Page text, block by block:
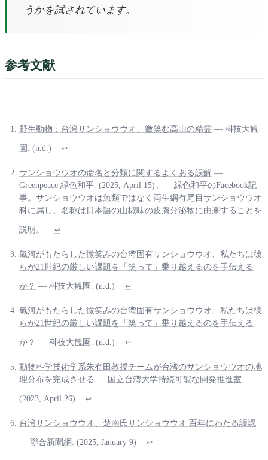
うかを試されています。
参考文献
野生動物：台湾サンショウウオ、微笑む高山の精霊 — 科技大観
園. (n.d.) ↩
サンショウウオの命名と分類に関するよくある誤解 —
Greenpeace 緑色和平. (2025, April 15)。— 緑色和平のFacebook記
事。サンショウウオは魚類ではなく両生綱有尾目サンショウウオ
科に属し、名称は日本語の山椒味の皮膚分泌物に由来することを
説明。 ↩
氣河がもたらした微笑みの台湾固有サンショウウオ、私たちは彼
らが21世紀の厳しい課題を「笑って」乗り越えるのを手伝える
か？ — 科技大観園. (n.d.) ↩
氣河がもたらした微笑みの台湾固有サンショウウオ、私たちは彼
らが21世紀の厳しい課題を「笑って」乗り越えるのを手伝える
か？ — 科技大観園. (n.d.) ↩
動物科学技術学系朱有田教授チームが台湾のサンショウウオの地
理分布を完成させる — 国立台湾大学持続可能な開発推進室.
(2023, April 26) ↩
台湾サンショウウオ、楚南氏サンショウウオ 百年にわたる誤認
— 聯合新聞網. (2025, January 9) ↩